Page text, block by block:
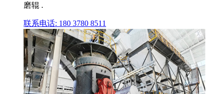
磨辊 .
联系电话: 180 3780 8511